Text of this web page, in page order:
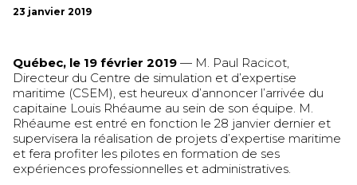
23 janvier 2019
Québec, le 19 février 2019 — M. Paul Racicot,
Directeur du Centre de simulation et d’expertise
maritime (CSEM), est heureux d’annoncer l’arrivée du
capitaine Louis Rhéaume au sein de son équipe. M.
Rhéaume est entré en fonction le 28 janvier dernier et
supervisera la réalisation de projets d’expertise maritime
et fera profiter les pilotes en formation de ses
expériences professionnelles et administratives.